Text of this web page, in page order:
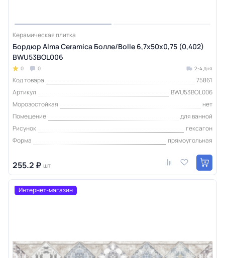
Керамическая плитка
Бордюр Alma Ceramica Болле/Bolle 6,7х50х0,75 (0,402)
BWU53BOL006
0 0 2-4 дня
Код товара
75861
Артикул
BWU53BOL006
Морозостойкая
нет
Помещение
для ванной
Рисунок
гексагон
Форма
прямоугольная
255.2 ₽ шт
Интернет-магазин